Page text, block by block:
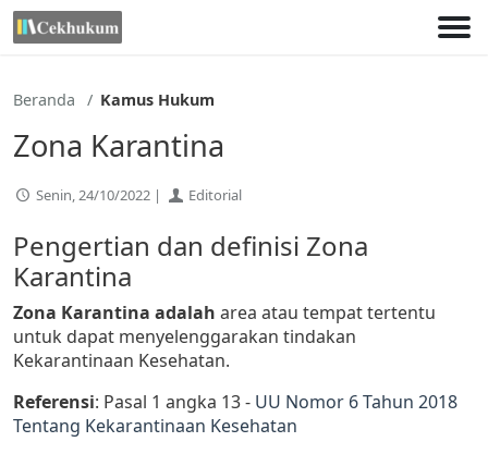
Lewati
ke
Beranda Kamus Hukum
Zona Karantina
Senin, 24/10/2022 | Editorial
Pengertian dan definisi Zona
Karantina
Zona Karantina adalah area atau tempat tertentu
untuk dapat menyelenggarakan tindakan
Kekarantinaan Kesehatan.
Referensi: Pasal 1 angka 13 - UU Nomor 6 Tahun 2018
Tentang Kekarantinaan Kesehatan